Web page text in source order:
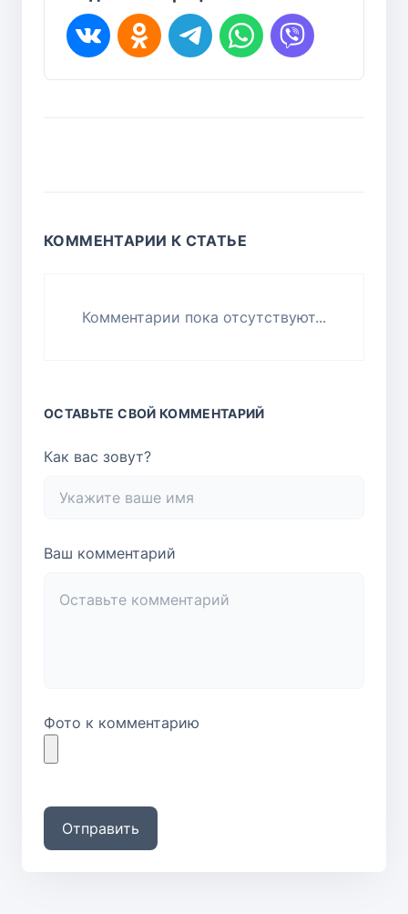
КОММЕНТАРИИ К СТАТЬЕ
Комментарии пока отсутствуют...
ОСТАВЬТЕ СВОЙ КОММЕНТАРИЙ
Как вас зовут?
Ваш комментарий
Фото к комментарию
Отправить